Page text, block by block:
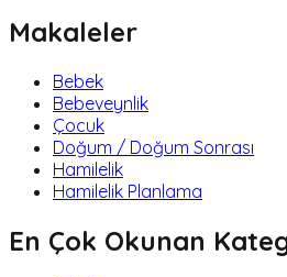
Makaleler
Bebek
Bebeveynlik
Çocuk
Doğum / Doğum Sonrası
Hamilelik
Hamilelik Planlama
En Çok Okunan